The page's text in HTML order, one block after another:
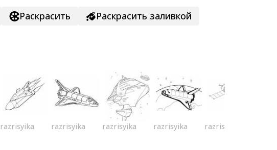
Раскрасить Раскрасить заливкой
razrisyika razrisyika razrisyika razrisyika razrisyika